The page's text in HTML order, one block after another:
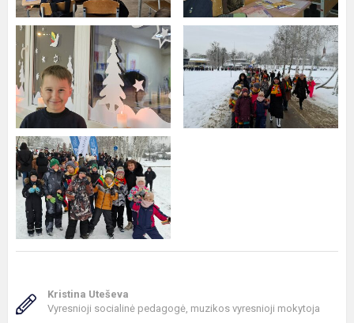
Kristina Uteševa
Vyresnioji socialinė pedagogė, muzikos vyresnioji mokytoja